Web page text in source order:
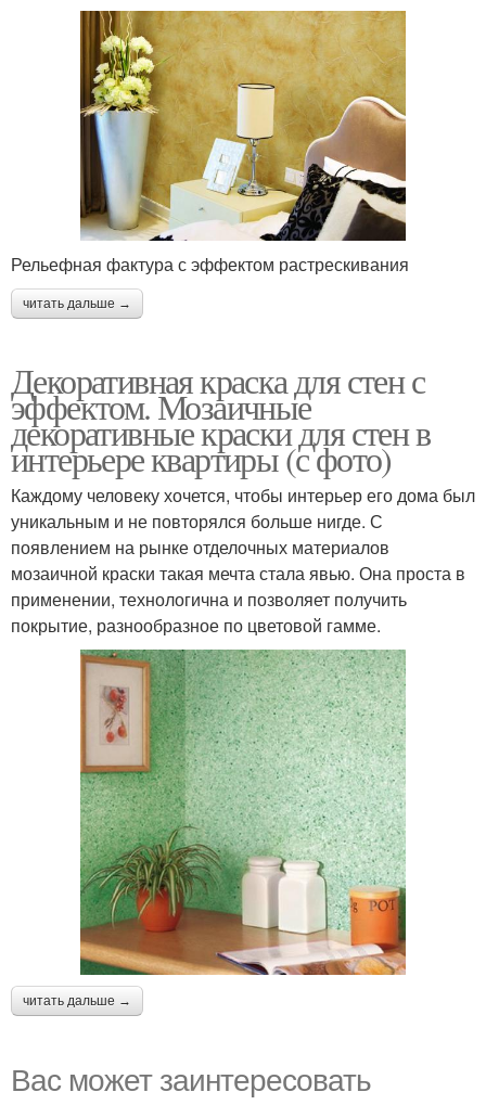
Краски для стен
Краска для внутренней
отделки
Декоративная краска Декоративные краски
Краски для окраски
Дополнительные
Пигменты для красок
Рельефная фактура с эффектом растрескивания
читать дальше →
Декоративная краска для стен с
эффектом. Мозаичные
декоративные краски для стен в
интерьере квартиры (с фото)
Каждому человеку хочется, чтобы интерьер его дома был
уникальным и не повторялся больше нигде. С
появлением на рынке отделочных материалов
мозаичной краски такая мечта стала явью. Она проста в
применении, технологична и позволяет получить
покрытие, разнообразное по цветовой гамме.
читать дальше →
Вас может заинтересовать